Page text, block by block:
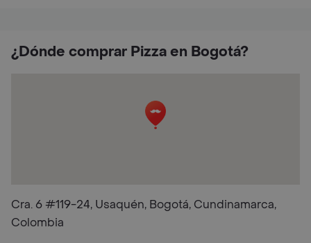
¿Dónde comprar Pizza en Bogotá?
Cra. 6 #119-24, Usaquén, Bogotá, Cundinamarca,
Colombia